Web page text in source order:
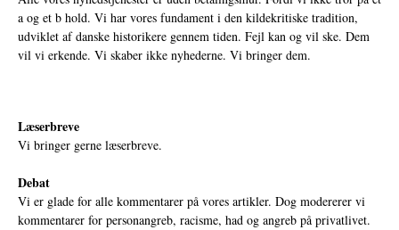
a og et b hold. Vi har vores fundament i den kildekritiske tradition,
udviklet af danske historikere gennem tiden. Fejl kan og vil ske. Dem
vil vi erkende. Vi skaber ikke nyhederne. Vi bringer dem.
Læserbreve
Vi bringer gerne læserbreve.
Debat
Vi er glade for alle kommentarer på vores artikler. Dog modererer vi
kommentarer for personangreb, racisme, had og angreb på privatlivet.